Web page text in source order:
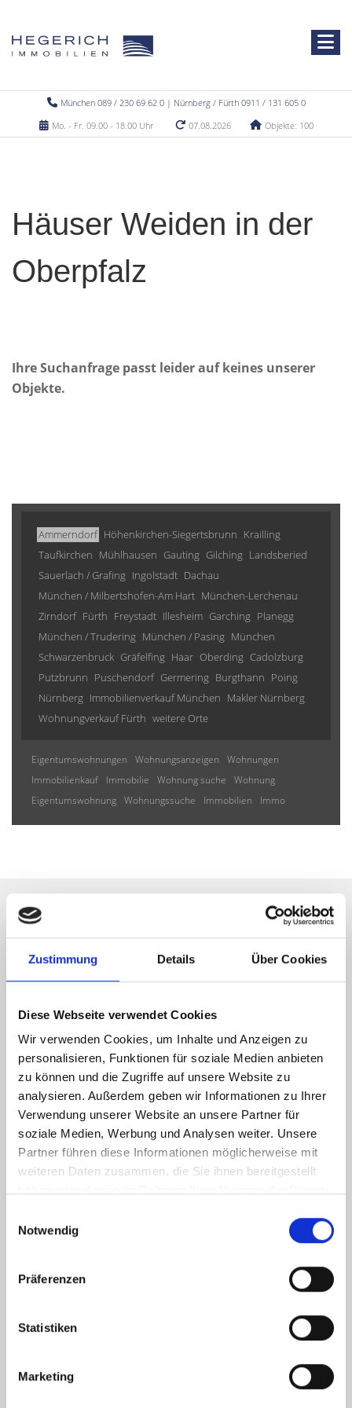
Zustimmung Details Über Cookies
Diese Webseite verwendet Cookies
Wir verwenden Cookies, um Inhalte und Anzeigen zu
personalisieren, Funktionen für soziale Medien anbieten
zu können und die Zugriffe auf unsere Website zu
analysieren. Außerdem geben wir Informationen zu Ihrer
Verwendung unserer Website an unsere Partner für
soziale Medien, Werbung und Analysen weiter. Unsere
Partner führen diese Informationen möglicherweise mit
weiteren Daten zusammen, die Sie ihnen bereitgestellt
Notwendig
Präferenzen
Statistiken
Marketing
München 089 / 230 69 62 0 | Nürnberg / Fürth 0911 / 131 605 0
Mo. - Fr. 09.00 - 18.00 Uhr
07.08.2026 Objekte: 100
Häuser Weiden in der
Oberpfalz
Ihre Suchanfrage passt leider auf keines unserer
Objekte.
Ammerndorf Höhenkirchen-Siegertsbrunn Krailling
Taufkirchen Mühlhausen Gauting Gilching Landsberied
Sauerlach / Grafing Ingolstadt Dachau
München / Milbertshofen-Am Hart München-Lerchenau
Zirndorf Fürth Freystadt Illesheim Garching Planegg
München / Trudering München / Pasing München
Schwarzenbruck Gräfelfing Haar Oberding Cadolzburg
Putzbrunn Puschendorf Germering Burgthann Poing
Nürnberg Immobilienverkauf München Makler Nürnberg
Wohnungverkauf Fürth weitere Orte
Eigentumswohnungen Wohnungsanzeigen
Wohnungen
Immobilienkauf
Immobilie Wohnung suche
Wohnung
Eigentumswohnung Wohnungssuche Immobilien Immo
Wir informieren Sie
automatisch über passende
zu, dass meine Angaben und Daten zur Beantwortung meiner Anfrage
elektronisch erhoben und gespeichert werden.
an info@hegerich-immobilien.de widerrufen. *